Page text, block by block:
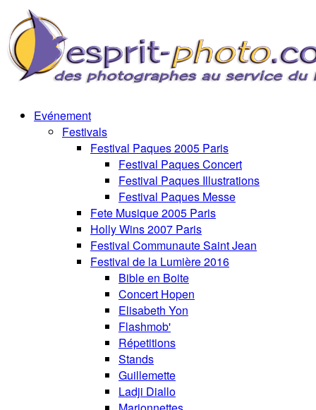
Evénement
Festivals
Festival Paques 2005 Paris
Festival Paques Concert
Festival Paques Illustrations
Festival Paques Messe
Fete Musique 2005 Paris
Holly Wins 2007 Paris
Festival Communaute Saint Jean
Festival de la Lumière 2016
Bible en Boite
Concert Hopen
Elisabeth Yon
Flashmob'
Répetitions
Stands
Guillemette
Ladji Diallo